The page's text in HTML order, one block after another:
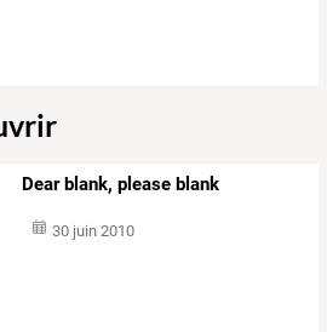
Dear blank, please blank
30 juin 2010